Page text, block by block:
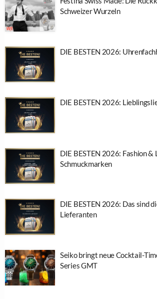
Schweizer Wurzeln
DIE BESTEN 2026:
DIE BESTEN 2026:
DIE BESTEN 2026: Fashion &
Schmuckmarken
DIE BESTEN 2026: Das sind
Lieferanten
Seiko bringt neue Cocktail-
Series GMT